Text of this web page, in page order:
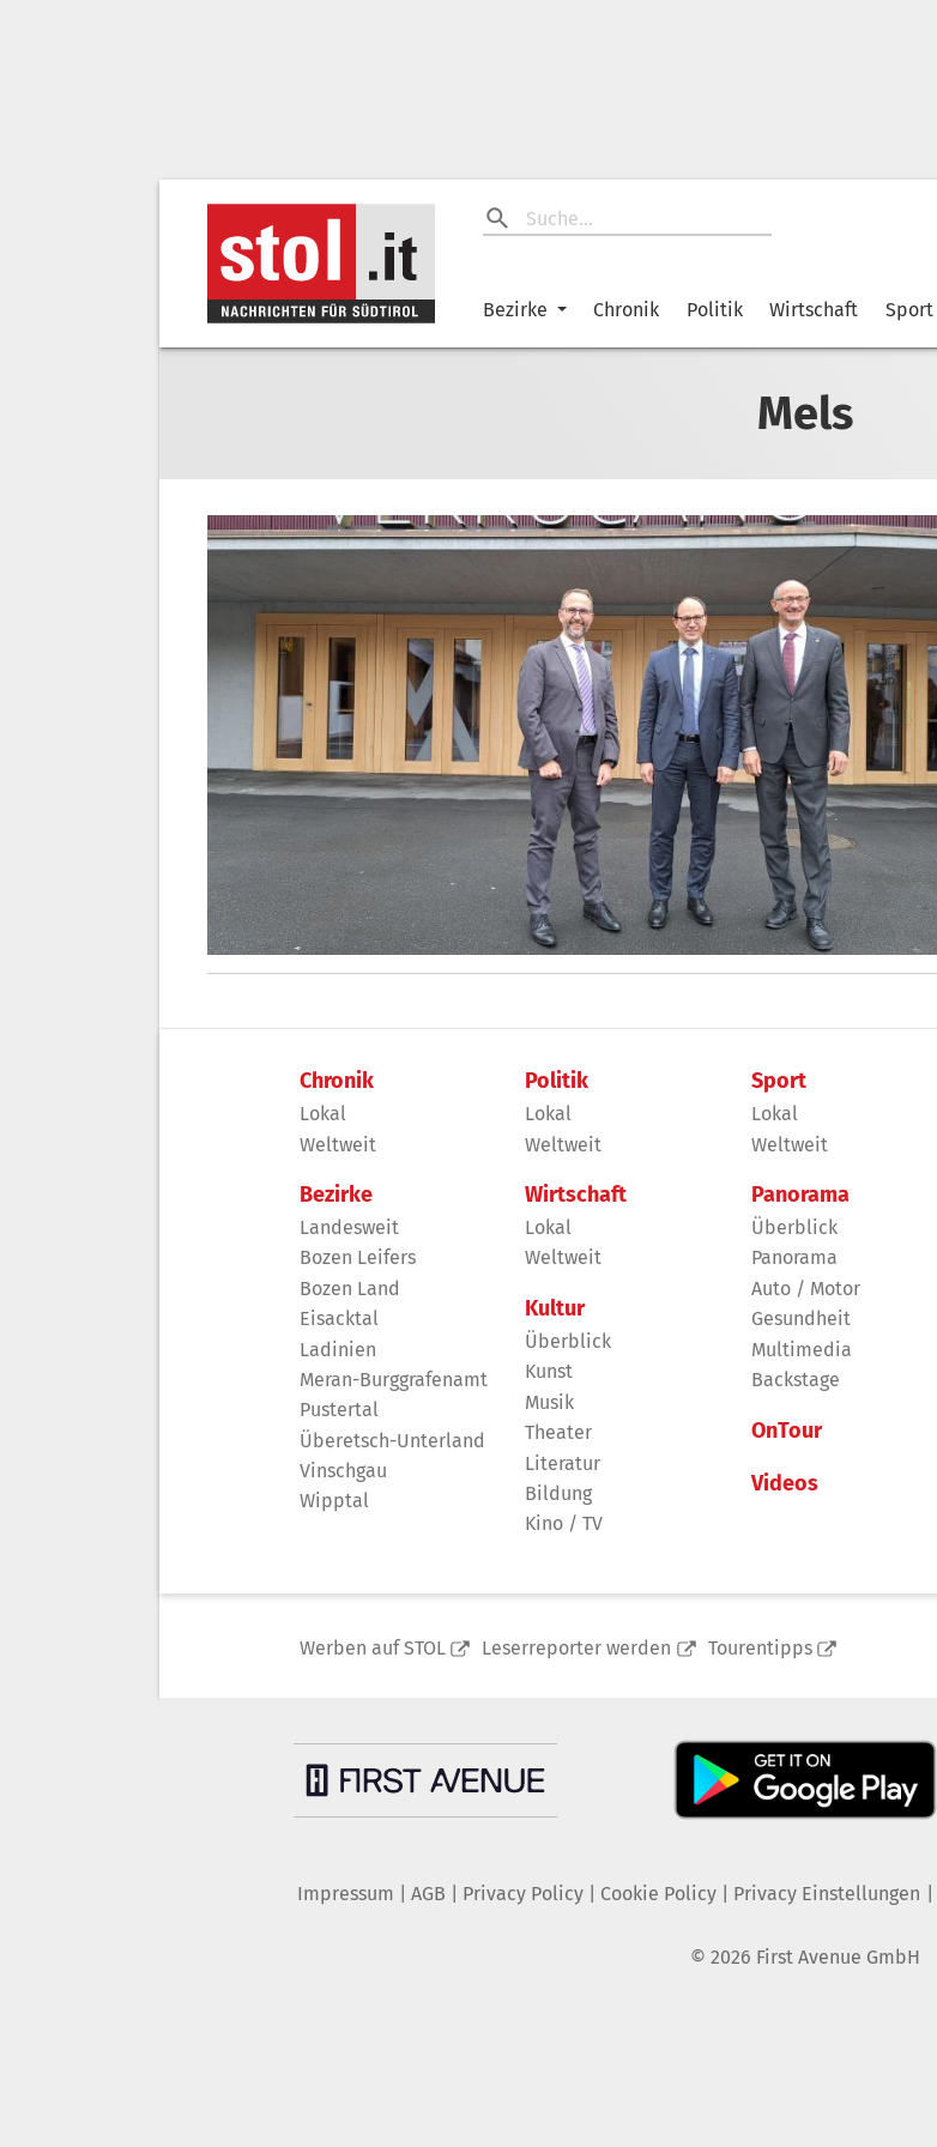
Bezirke Chronik Politik Wirtschaft Sport
Mels
Chronik
Lokal
Weltweit
Bezirke
Landesweit
Bozen Leifers
Bozen Land
Eisacktal
Ladinien
Meran-Burggrafenamt
Pustertal
Überetsch-Unterland
Vinschgau
Wipptal
Politik
Lokal
Weltweit
Wirtschaft
Lokal
Weltweit
Kultur
Überblick
Kunst
Musik
Theater
Literatur
Bildung
Kino / TV
Sport
Lokal
Weltweit
Panorama
Überblick
Panorama
Auto / Motor
Gesundheit
Multimedia
Backstage
OnTour
Videos
Werben auf STOL Leserreporter werden Tourentipps
Impressum AGB Privacy Policy| Cookie Policy| Privacy Einstellungen
© 2026 First Avenue GmbH